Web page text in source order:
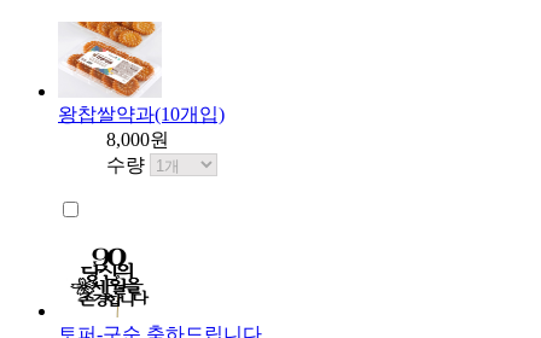
왕찹쌀약과(10개입)
8,000원
수량